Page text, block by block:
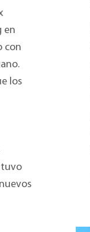
en
con
los
tuvo